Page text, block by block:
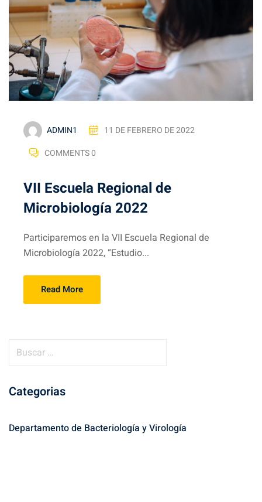
ADMIN1
11 DE FEBRERO DE 2022
COMMENTS 0
VII Escuela Regional de
Microbiología 2022
Participaremos en la VII Escuela Regional de
Microbiología 2022, “Estudio...
Read More
c
r
Categorias
Departamento de Bacteriología y Virología